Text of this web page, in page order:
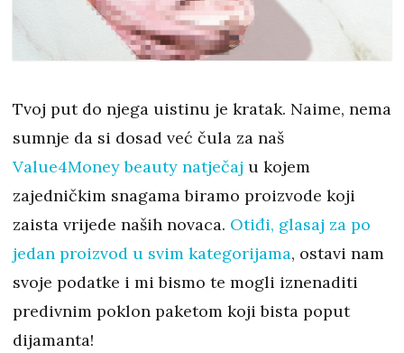
Tvoj put do njega uistinu je kratak. Naime, nema
sumnje da si dosad već čula za naš
Value4Money beauty natječaj u kojem
zajedničkim snagama biramo proizvode koji
zaista vrijede naših novaca. Otiđi, glasaj za po
jedan proizvod u svim kategorijama, ostavi nam
svoje podatke i mi bismo te mogli iznenaditi
predivnim poklon paketom koji bista poput
dijamanta!